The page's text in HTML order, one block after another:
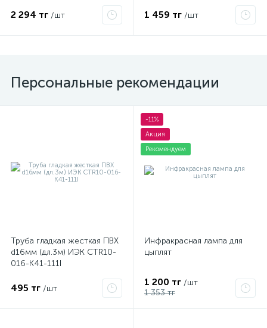
4690612034720
2 294 тг /шт
HOME 4690612012957
1 459 тг /шт
Персональные рекомендации
Труба гладкая жесткая ПВХ
d16мм (дл.3м) ИЭК CTR10-
016-K41-111I
495 тг /шт
-11%
Акция
Рекомендуем
Инфракрасная лампа для
цыплят
1 200 тг /шт
1 353 тг